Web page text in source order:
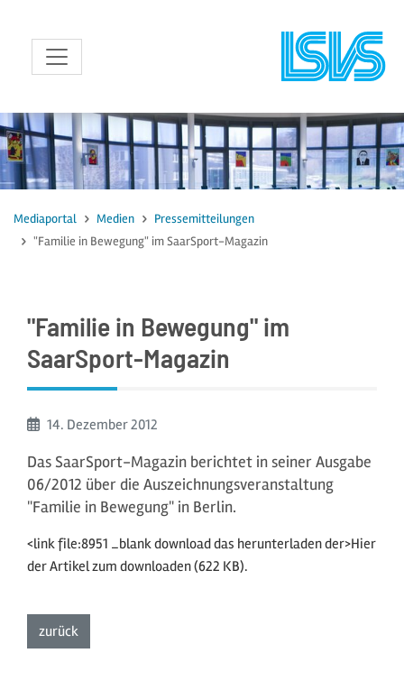
zum Inhalt
Mediaportal Medien
Pressemitteilungen
"Familie in Bewegung" im SaarSport-Magazin
"Familie in Bewegung" im
SaarSport-Magazin
Beginn:
14. Dezember2012
Das SaarSport-Magazin berichtet in seiner Ausgabe
06/2012 über die Auszeichnungsveranstaltung
"Familie in Bewegung" in Berlin.
<link file:8951 _blank download das herunterladen der>Hier
der Artikel zum downloaden (622 KB).
zurück